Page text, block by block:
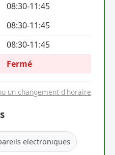
08:30-11:45
08:30-11:45
08:30-11:45
Fermé
un changement d'horaire
electroniques